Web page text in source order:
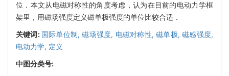
位．本文从电磁对称性的角度考虑，认为在目前的电动力学框
架里，用磁场强度定义磁单极强度的单位比较合适．
关键词: 国际单位制,磁场强度, 电磁对称性,磁单极,磁感强度,
电动力学, 定义
中图分类号: